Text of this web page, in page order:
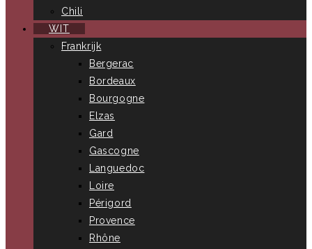
Chili
WIT
Frankrijk
Bergerac
Bordeaux
Bourgogne
Elzas
Gard
Gascogne
Languedoc
Loire
Périgord
Provence
Rhône